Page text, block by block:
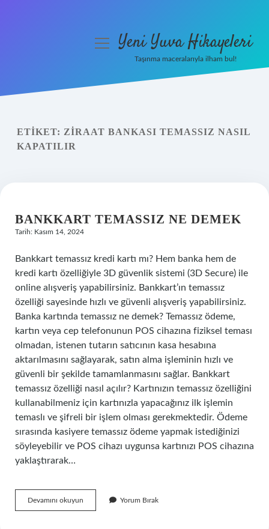
Yasal Uyarı
menüyüYeni Yuva Hikayeleri
Taşınma maceralarıyla ilham bul!
ETIKET: ZIRAAT BANKASI TEMASSIZ NASIL
KAPATILIR
BANKKART TEMASSIZ NE DEMEK
Tarih: Kasım 14, 2024
Bankkart temassız kredi kartı mı? Hem banka hem de
kredi kartı özelliğiyle 3D güvenlik sistemi (3D Secure) ile
online alışveriş yapabilirsiniz. Bankkart’ın temassız
özelliği sayesinde hızlı ve güvenli alışveriş yapabilirsiniz.
Banka kartında temassız ne demek? Temassız ödeme,
kartın veya cep telefonunun POS cihazına fiziksel teması
olmadan, istenen tutarın satıcının kasa hesabına
aktarılmasını sağlayarak, satın alma işleminin hızlı ve
güvenli bir şekilde tamamlanmasını sağlar. Bankkart
temassız özelliği nasıl açılır? Kartınızın temassız özelliğini
kullanabilmeniz için kartınızla yapacağınız ilk işlemin
temaslı ve şifreli bir işlem olması gerekmektedir. Ödeme
sırasında kasiyere temassız ödeme yapmak istediğinizi
söyleyebilir ve POS cihazı uygunsa kartınızı POS cihazına
yaklaştırarak…
Devamını okuyun Bankkart
Temassız
Yorum Bırak